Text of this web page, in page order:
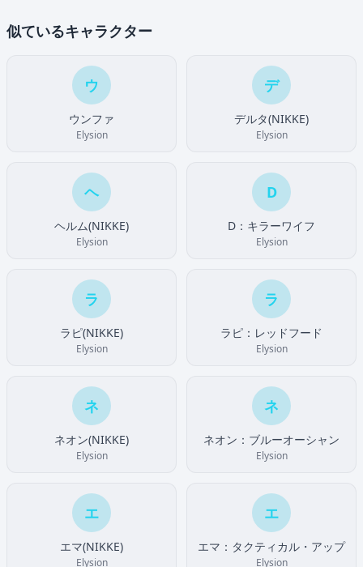
似ているキャラクター
ウ
ウンファ
Elysion
デ
デルタ(NIKKE)
Elysion
ヘ
ヘルム(NIKKE)
Elysion
D
D：キラーワイフ
Elysion
ラ
ラピ(NIKKE)
Elysion
ラ
ラピ：レッドフード
Elysion
ネ
ネオン(NIKKE)
Elysion
ネ
ネオン：ブルーオーシャン
Elysion
エ
エマ(NIKKE)
Elysion
エ
エマ：タクティカル・アップ
Elysion